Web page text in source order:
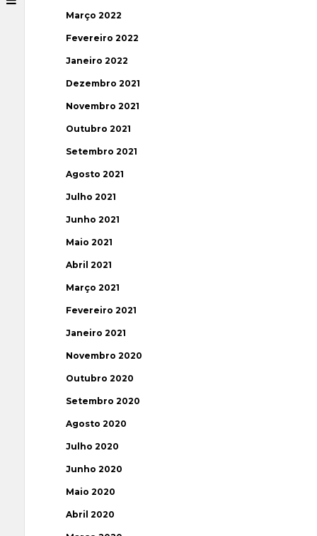
Março 2022
Fevereiro 2022
Janeiro 2022
Dezembro 2021
Novembro 2021
Outubro 2021
Setembro 2021
Agosto 2021
Julho 2021
Junho 2021
Maio 2021
Abril 2021
Março 2021
Fevereiro 2021
Janeiro 2021
Novembro 2020
Outubro 2020
Setembro 2020
Agosto 2020
Julho 2020
Junho 2020
Maio 2020
Abril 2020